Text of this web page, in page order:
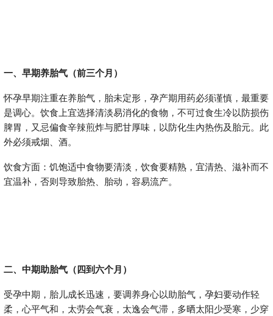
一、早期养胎气（前三个月）
怀孕早期注重在养胎气，胎未定形，孕产期用药必须谨慎，最重要
是调心。饮食上宜选择清淡易消化的食物，不可过食生冷以防损伤
脾胃，又忌偏食辛辣煎炸与肥甘厚味，以防化生內热伤及胎元。此
外必须戒烟、酒。
饮食方面：饥饱适中食物要清淡，饮食要精熟，宜清热、滋补而不
宜温补，否则导致胎热、胎动，容易流产。
二、中期助胎气（四到六个月）
受孕中期，胎儿成长迅速，要调养身心以助胎气，孕妇要动作轻
柔，心平气和，太劳会气衰，太逸会气滞，多晒太阳少受寒，少穿